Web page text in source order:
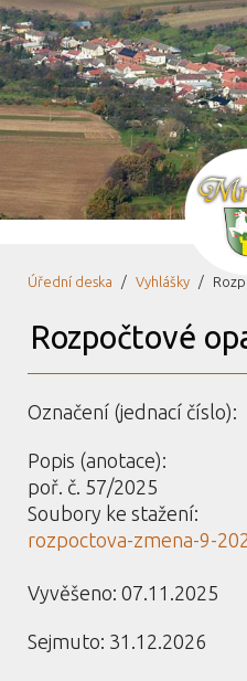
Úřední deska Vyhlášky
Rozpočtové
Označení (jednací číslo):
Popis (anotace):
poř. č. 57/2025
Soubory ke stažení:
rozpoctova-zmena-9-
Vyvěšeno: 07.11.2025
Sejmuto: 31.12.2026